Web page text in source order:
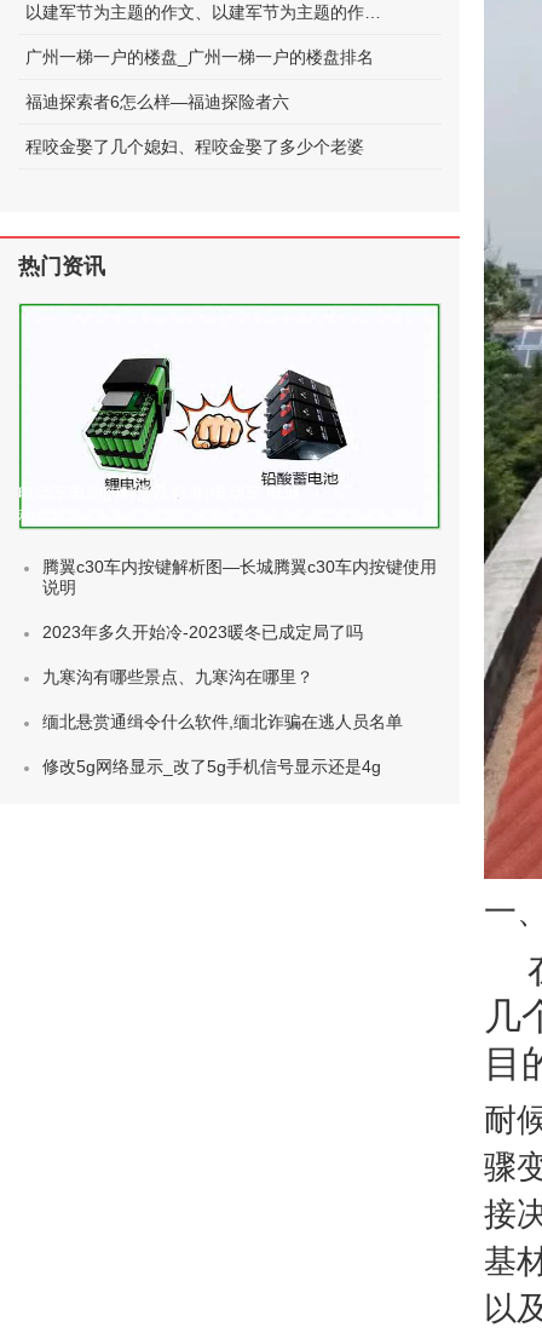
一
几
目
耐
骤
接
基
以
广州一梯一户的楼盘_广州一梯一户的楼盘排名
福迪探索者6怎么样—福迪探险者六
程咬金娶了几个媳妇、程咬金娶了多少个老婆
热门资讯
电动车电池的种类及标准(电动车 电池
种类)
腾翼c30车内按键解析图—长城腾翼c30车内按键使用
说明
2023年多久开始冷-2023暖冬已成定局了吗
九寒沟有哪些景点、九寒沟在哪里？
缅北悬赏通缉令什么软件,缅北诈骗在逃人员名单
修改5g网络显示_改了5g手机信号显示还是4g